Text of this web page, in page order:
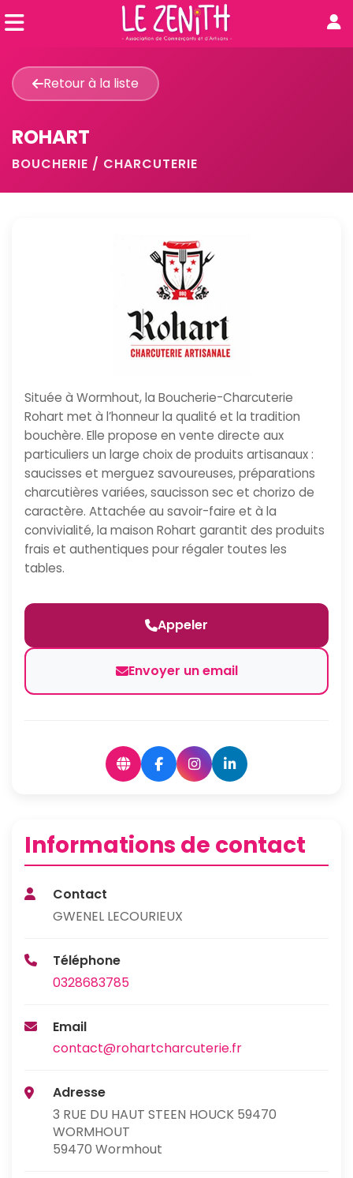
Retour à la liste
ROHART
BOUCHERIE / CHARCUTERIE
Située à Wormhout, la Boucherie-Charcuterie
Rohart met à l’honneur la qualité et la tradition
bouchère. Elle propose en vente directe aux
particuliers un large choix de produits artisanaux :
saucisses et merguez savoureuses, préparations
charcutières variées, saucisson sec et chorizo de
caractère. Attachée au savoir-faire et à la
convivialité, la maison Rohart garantit des produits
frais et authentiques pour régaler toutes les
tables.
Appeler
Envoyer un email
Informations de contact
Contact
GWENEL LECOURIEUX
Téléphone
0328683785
Email
contact@rohartcharcuterie.fr
Adresse
3 RUE DU HAUT STEEN HOUCK 59470
WORMHOUT
59470 Wormhout